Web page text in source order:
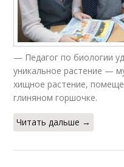
— Педагог по биологии
уникальное растение —
хищное растение,
глиняном горшочке.
Читать дальше →